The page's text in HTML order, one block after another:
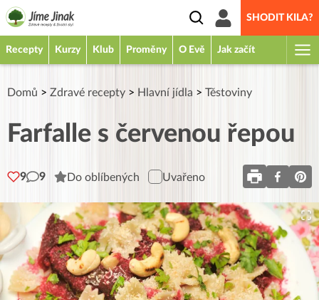
SHODIT KILA?
Recepty Kurzy Klub Proměny O Evě Jak začít
Domů > Zdravé recepty > Hlavní jídla > Těstoviny
Farfalle s červenou řepou
9 9 Do oblíbených Uvařeno